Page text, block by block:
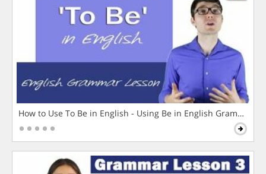
How to Use To Be in English - Using Be in English Grammar